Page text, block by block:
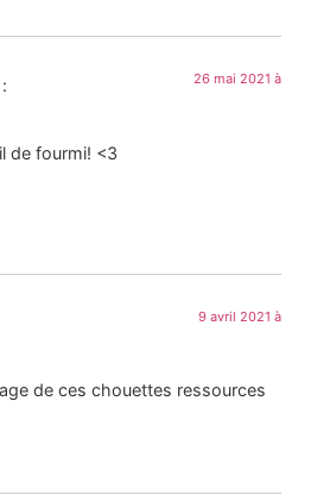
26 mai 2021 à
de fourmi! <3
9 avril 2021 à
de ces chouettes ressources